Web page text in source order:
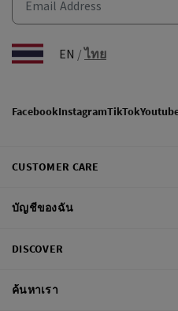
EN /ไทย
FacebookInstagramTikTok
CUSTOMER CARE
บัญชีของฉัน
DISCOVER
ค้นหาเรา